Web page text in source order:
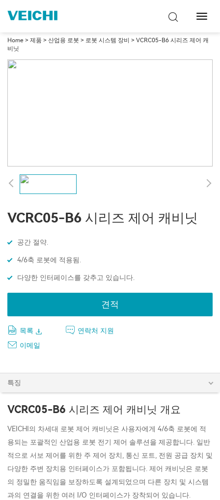
탐
토
Home > 제품 > 산업용 로봇 > 로봇 시스템 장비 > VCRC05-B6 시리즈 제어 캐
비닛
VCRC05-B6 시리즈 제어 캐비닛
공간 절약.
4/6축 로봇에 적용됨.
다양한 인터페이스를 갖추고 있습니다.
견적
목록
연락처 지원
이메일
특징
VCRC05-B6 시리즈 제어 캐비닛 개요
VEICHI의 차세대 로봇 제어 캐비닛은 사용자에게 4/6축 로봇에 적
용되는 포괄적인 산업용 로봇 전기 제어 솔루션을 제공합니다. 일반
적으로 서보 제어를 위한 주 제어 장치, 통신 포트, 전원 공급 장치 및
다양한 주변 장치용 인터페이스가 포함됩니다. 제어 캐비닛은 로봇
의 정밀한 움직임을 보장하도록 설계되었으며 다른 장치 및 시스템
과의 연결을 위한 여러 I/O 인터페이스가 장착되어 있습니다.